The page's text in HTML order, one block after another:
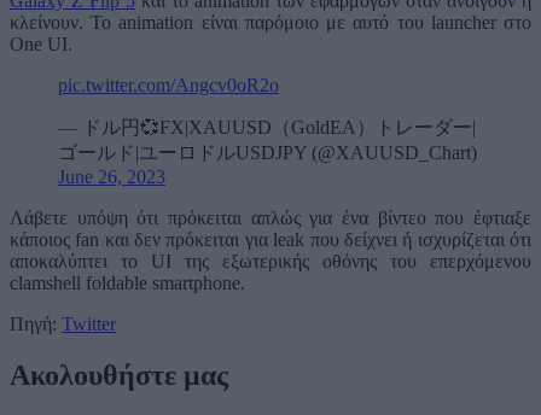
κλείνουν. Το animation είναι παρόμοιο με αυτό του launcher στο
One UI.
pic.twitter.com/Angcv0oR2o
— ドル円💞FX|XAUUSD（GoldEA）トレーダー|
ゴールド|ユーロドルUSDJPY (@XAUUSD_Chart)
June 26, 2023
Λάβετε υπόψη ότι πρόκειται απλώς για ένα βίντεο που έφτιαξε
κάποιος fan και δεν πρόκειται για leak που δείχνει ή ισχυρίζεται ότι
αποκαλύπτει το UI της εξωτερικής οθόνης του επερχόμενου
clamshell foldable smartphone.
Πηγή: Twitter
Ακολουθήστε μας